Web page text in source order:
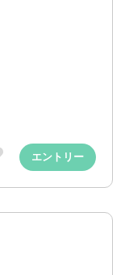
エントリー